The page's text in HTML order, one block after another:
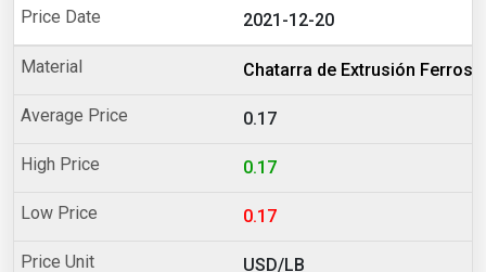
2021-12-20
Chatarra de Extrusión
0.17
0.17
0.17
USD/LB